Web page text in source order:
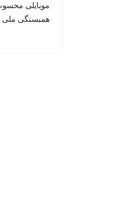
موبایلی
همبستگی ملی